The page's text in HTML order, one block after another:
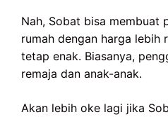
Nah, Sobat bisa membuat
rumah dengan harga lebih
tetap enak. Biasanya,
remaja dan anak-anak.
Akan lebih oke lagi jika